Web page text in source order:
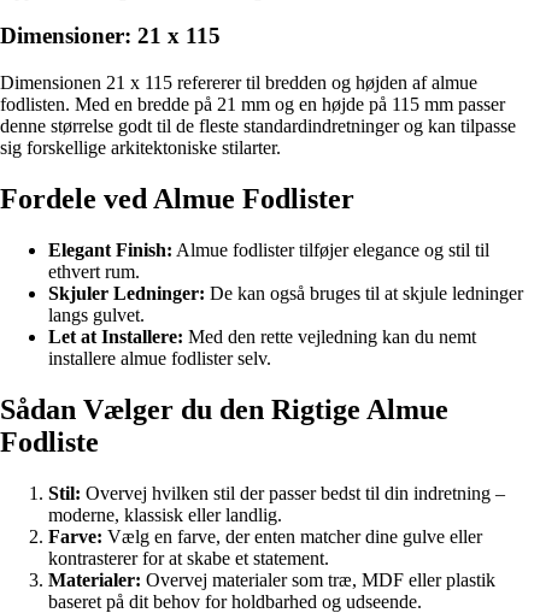
Dimensioner: 21 x 115
Dimensionen 21 x 115 refererer til bredden og højden af almue
fodlisten. Med en bredde på 21 mm og en højde på 115 mm passer
denne størrelse godt til de fleste standardindretninger og kan tilpasse
sig forskellige arkitektoniske stilarter.
Fordele ved Almue Fodlister
Elegant Finish: Almue fodlister tilføjer elegance og stil til
ethvert rum.
Skjuler Ledninger: De kan også bruges til at skjule ledninger
langs gulvet.
Let at Installere: Med den rette vejledning kan du nemt
installere almue fodlister selv.
Sådan Vælger du den Rigtige Almue
Fodliste
Stil: Overvej hvilken stil der passer bedst til din indretning –
moderne, klassisk eller landlig.
Farve: Vælg en farve, der enten matcher dine gulve eller
kontrasterer for at skabe et statement.
Materialer: Overvej materialer som træ, MDF eller plastik
baseret på dit behov for holdbarhed og udseende.